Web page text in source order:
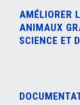
AMÉLIORER
ANIMAUX
SCIENCE ET